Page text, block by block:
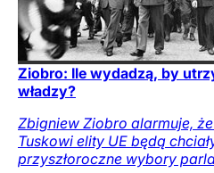
Ziobro: Ile wydadzą, by
władzy?
Zbigniew Ziobro alarmuje,
Tuskowi elity UE będą
przyszłoroczne wybory